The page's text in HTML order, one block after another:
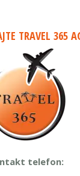
TRAVEL 365
telefon: